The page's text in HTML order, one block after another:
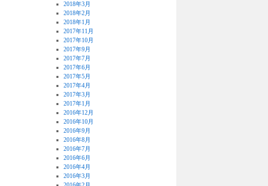
2018年3月
2018年2月
2018年1月
2017年11月
2017年10月
2017年9月
2017年7月
2017年6月
2017年5月
2017年4月
2017年3月
2017年1月
2016年12月
2016年10月
2016年9月
2016年8月
2016年7月
2016年6月
2016年4月
2016年3月